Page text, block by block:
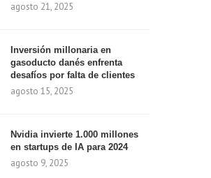
agosto 21, 2025
Inversión millonaria en
gasoducto danés enfrenta
desafíos por falta de clientes
agosto 15, 2025
Nvidia invierte 1.000 millones
en startups de IA para 2024
agosto 9, 2025